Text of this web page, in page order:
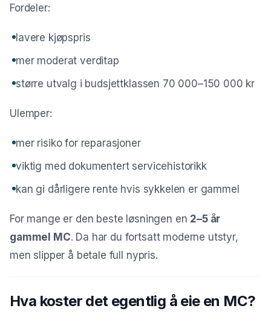
Fordeler:
lavere kjøpspris
mer moderat verditap
større utvalg i budsjettklassen 70 000–150 000 kr
Ulemper:
mer risiko for reparasjoner
viktig med dokumentert servicehistorikk
kan gi dårligere rente hvis sykkelen er gammel
For mange er den beste løsningen en 2–5 år
gammel MC. Da har du fortsatt moderne utstyr,
men slipper å betale full nypris.
Hva koster det egentlig å eie en MC?